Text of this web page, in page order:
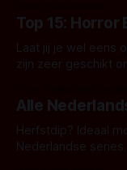
Top 15: Horror
Laat jij je wel eens
zijn zeer geschikt
Alle
Herfstdip? Ideaal
Nederlandse series te bingen! Bij